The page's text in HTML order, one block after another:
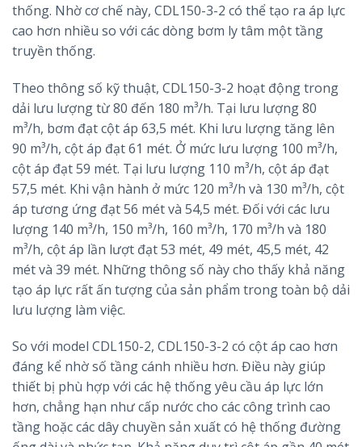
thống. Nhờ cơ chế này, CDL150-3-2 có thể tạo ra áp lực
cao hơn nhiều so với các dòng bơm ly tâm một tầng
truyền thống.
Theo thông số kỹ thuật, CDL150-3-2 hoạt động trong
dải lưu lượng từ 80 đến 180 m³/h. Tại lưu lượng 80
m³/h, bơm đạt cột áp 63,5 mét. Khi lưu lượng tăng lên
90 m³/h, cột áp đạt 61 mét. Ở mức lưu lượng 100 m³/h,
cột áp đạt 59 mét. Tại lưu lượng 110 m³/h, cột áp đạt
57,5 mét. Khi vận hành ở mức 120 m³/h và 130 m³/h, cột
áp tương ứng đạt 56 mét và 54,5 mét. Đối với các lưu
lượng 140 m³/h, 150 m³/h, 160 m³/h, 170 m³/h và 180
m³/h, cột áp lần lượt đạt 53 mét, 49 mét, 45,5 mét, 42
mét và 39 mét. Những thông số này cho thấy khả năng
tạo áp lực rất ấn tượng của sản phẩm trong toàn bộ dải
lưu lượng làm việc.
So với model CDL150-2, CDL150-3-2 có cột áp cao hơn
đáng kể nhờ số tầng cánh nhiều hơn. Điều này giúp
thiết bị phù hợp với các hệ thống yêu cầu áp lực lớn
hơn, chẳng hạn như cấp nước cho các công trình cao
tầng hoặc các dây chuyền sản xuất có hệ thống đường